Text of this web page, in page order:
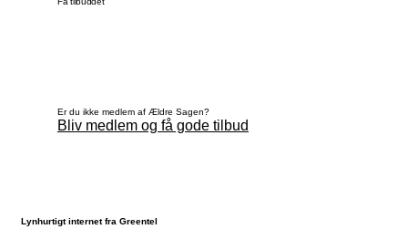
Lynhurtigt internet fra Greentel
Er du ikke medlem af Ældre Sagen?
Bliv medlem og få gode tilbud